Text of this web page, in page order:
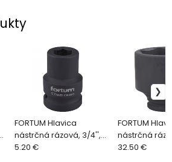
FORTUM Hlavica
nástrčná rázová, 3/4'',
Cr-V.Mo., 17mm 4703017
5.20 €
FORTUM
nástrčná
CrMoV,
32.50 €